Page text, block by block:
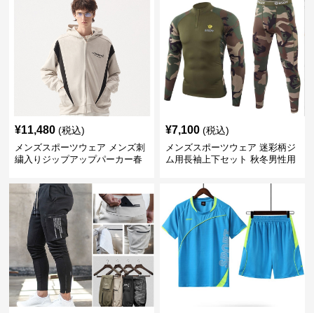
¥11,480 (税込)
メンズスポーツウェア メンズ刺
繍入りジップアップパーカー春
¥7,100 (税込)
メンズスポーツウェア 迷彩柄ジ
ム用長袖上下セット 秋冬男性用